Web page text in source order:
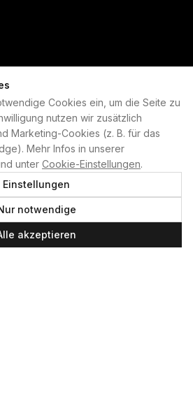
Cookies ein, um die Seite zu
nutzen wir zusätzlich
Marketing-Cookies (z. B. für das
Mehr Infos in unserer
unter Cookie-Einstellungen.
Einstellungen
notwendige
akzeptieren